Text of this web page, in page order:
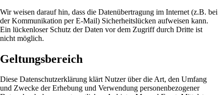
Wir weisen darauf hin, dass die Datenübertragung im Internet (z.B. bei
der Kommunikation per E-Mail) Sicherheitslücken aufweisen kann.
Ein lückenloser Schutz der Daten vor dem Zugriff durch Dritte ist
nicht möglich.
Geltungsbereich
Diese Datenschutzerklärung klärt Nutzer über die Art, den Umfang
und Zwecke der Erhebung und Verwendung personenbezogener